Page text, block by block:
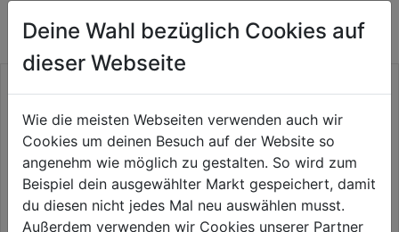
Deine Wahl bezüglich Cookies auf
dieser Webseite
Wie die meisten Webseiten verwenden auch wir
Cookies um deinen Besuch auf der Website so
angenehm wie möglich zu gestalten. So wird zum
Beispiel dein ausgewählter Markt gespeichert, damit
du diesen nicht jedes Mal neu auswählen musst.
Außerdem verwenden wir Cookies unserer Partner